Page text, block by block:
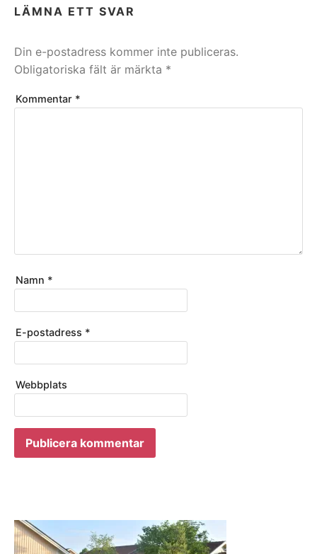
LÄMNA ETT SVAR
Din e-postadress kommer inte publiceras.
Obligatoriska fält är märkta *
Kommentar *
Namn *
E-postadress *
Webbplats